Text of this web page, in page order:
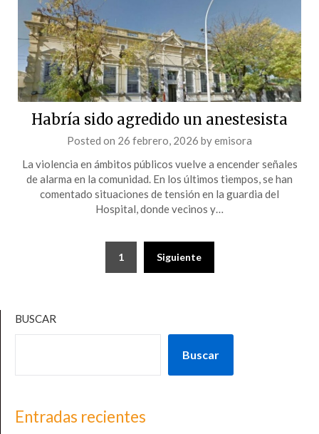
Habría sido agredido un anestesista
Posted on 26 febrero, 2026 byemisora
La violencia en ámbitos públicos vuelve a encender señales
de alarma en la comunidad. En los últimos tiempos, se han
comentado situaciones de tensión en la guardia del
Hospital, donde vecinos y…
1 Siguiente
BUSCAR
Buscar
Entradas recientes